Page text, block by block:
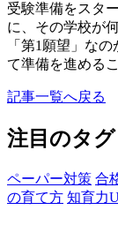
受験準備をスタ
に、その学校が
「第1願望」な
て準備を進める
記事一覧へ戻る
注目のタグ
ペーパー対策 合
の育て方 知育力